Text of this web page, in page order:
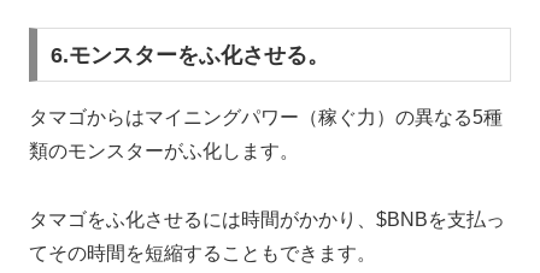
6.モンスターをふ化させる。
タマゴからはマイニングパワー（稼ぐ力）の異なる5種
類のモンスターがふ化します。
タマゴをふ化させるには時間がかかり、$BNBを支払っ
てその時間を短縮することもできます。